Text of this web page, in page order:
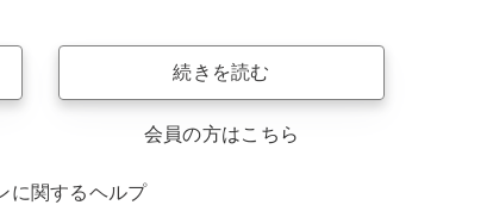
続きを読む
会員の方はこちら
に関するヘルプ